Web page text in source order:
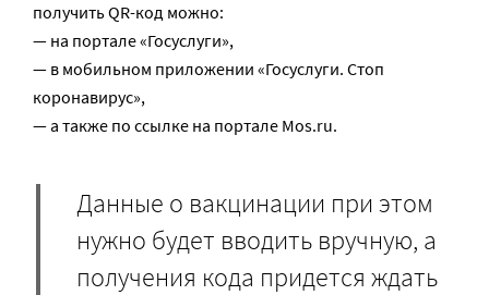
получить QR-код можно:
— на портале «Госуслуги»,
— в мобильном приложении «Госуслуги. Стоп
коронавирус»,
— а также по ссылке на портале Mos.ru.
Данные о вакцинации при этом
нужно будет вводить вручную, а
получения кода придется ждать